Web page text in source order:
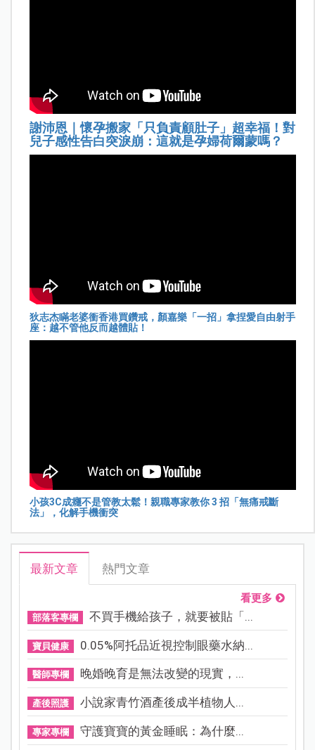
謝沛恩｜懷孕搬家「只負責顧肚子」超幸福！對
兒子感性告白突淚崩：這就是孕婦荷爾蒙嗎？
狄志杰瞞老婆衝香港買鑽戒，顏嘉樂「一招」拿捏愛自由射手
座：越不管他反而越體貼！
小孩3C成癮不是管教太鬆！親職專家教你 3 招「無痛戒斷
法」，化解手機衝突
最新文章 熱門文章
看更多
部落客專欄 不買手機給孩子，就要被貼「...
寶貝健康 0.05%阿托品近視控制眼藥水納...
醫師專欄 晚婚晚育是無法改變的現實，...
產後照護 小說家青竹酒產後成半植物人...
專家專欄 守護寶寶的黃金睡眠：為什麼...